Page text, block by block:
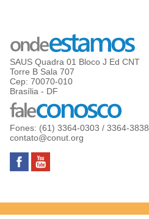
SAUS Quadra 01 Bloco J Ed CNT
Torre B Sala 707
Cep: 70070-010
Brasília - DF
Fones: (61) 3364-0303 / 3364-3838
contato@conut.org